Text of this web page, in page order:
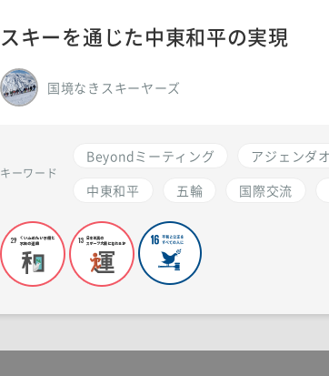
スキーを通じた中東和平の実現
国境なきスキーヤーズ
キーワード
Beyondミーティング アジェンダ
中東和平
五輪 国際交流